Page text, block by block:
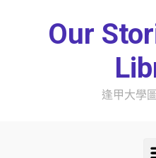
Our
逢甲大學